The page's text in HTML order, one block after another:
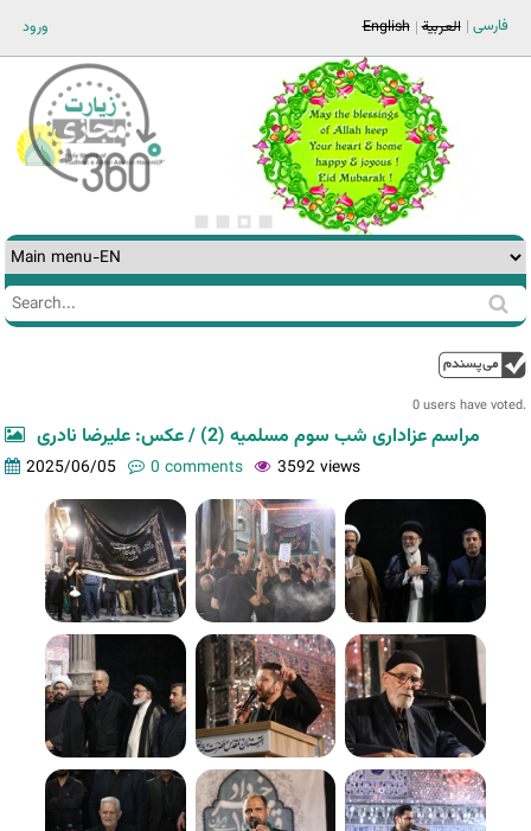
ورود فارسی العربية English
Search
Search
0 users have voted.
مراسم عزاداری شب سوم مسلمیه (2) / عکس: علیرضا نادری
2025/06/05 0 comments 3592 views